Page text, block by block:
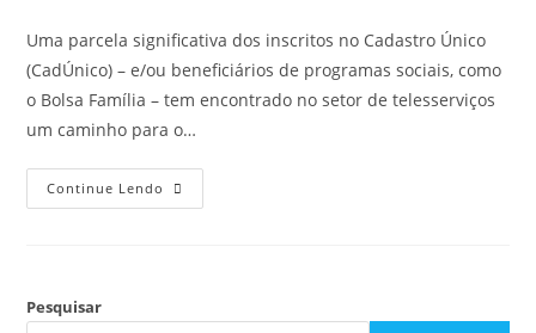
Uma parcela significativa dos inscritos no Cadastro Único
(CadÚnico) – e/ou beneficiários de programas sociais, como
o Bolsa Família – tem encontrado no setor de telesserviços
um caminho para o…
Continue Lendo
Pesquisar